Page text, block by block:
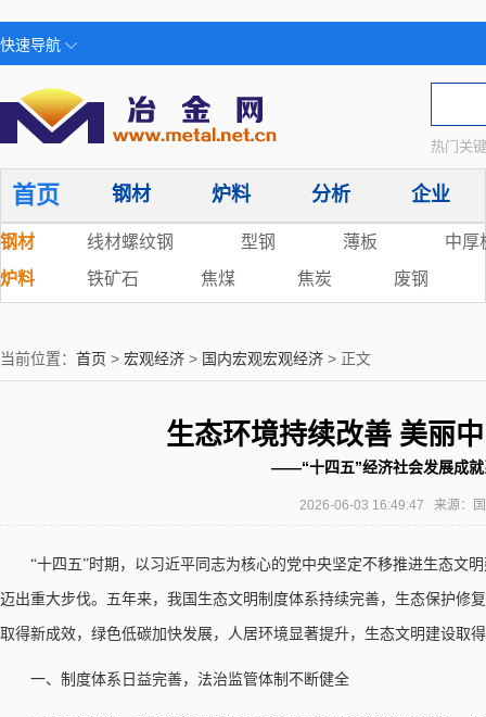
快速导航
热门关
首页 钢材 炉料 分析 企业
钢材 线材螺纹钢 型钢 薄板
中厚
炉料
铁矿石 焦煤 焦炭 废钢
当前位置： 首页 > 宏观经济 > 国内宏观宏观经济 > 正文
生态环境持续改善 美丽
​——“十四五”经济社会发展成就
2026-06-03 16:49:47 来源：
“十四五”时期，以习近平同志为核心的党中央坚定不移推进生态文
迈出重大步伐。五年来，我国生态文明制度体系持续完善，生态保护修
取得新成效，绿色低碳加快发展，人居环境显著提升，生态文明建设取
一、制度体系日益完善，法治监管体制不断健全